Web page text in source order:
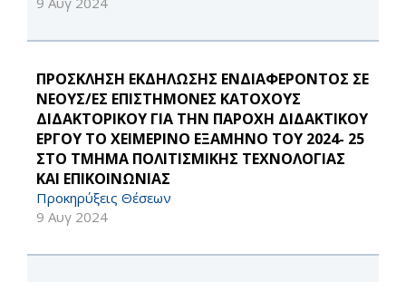
ΠΡΟΣΚΛΗΣΗ ΕΚΔΗΛΩΣΗΣ ΕΝΔΙΑΦΕΡΟΝΤΟΣ ΣΕ
ΝΕΟΥΣ/ΕΣ ΕΠΙΣΤΗΜΟΝΕΣ ΚΑΤΟΧΟΥΣ
ΔΙΔΑΚΤΟΡΙΚΟΥ ΓΙΑ ΤΗΝ ΠΑΡΟΧΗ ΔΙΔΑΚΤΙΚΟΥ
ΕΡΓΟΥ ΤΟ ΧΕΙΜΕΡΙΝΟ ΕΞΑΜΗΝΟ ΤΟΥ 2024- 25
ΣΤΟ ΤΜΗΜΑ ΠΟΛΙΤΙΣΜΙΚΗΣ ΤΕΧΝΟΛΟΓΙΑΣ
ΚΑΙ ΕΠΙΚΟΙΝΩΝΙΑΣ
Προκηρύξεις Θέσεων
9 Αυγ 2024